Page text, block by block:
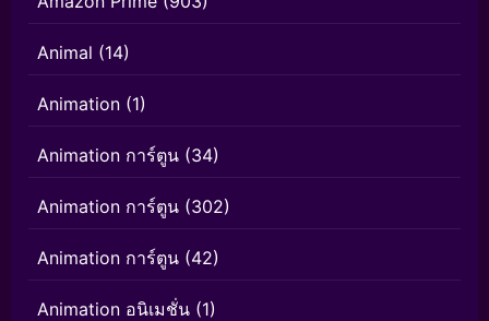
Animal (14)
Animation (1)
Animation การ์ตูน (34)
Animation การ์ตูน (302)
Animation การ์ตูน (42)
Animation อนิเมชั่น (1)